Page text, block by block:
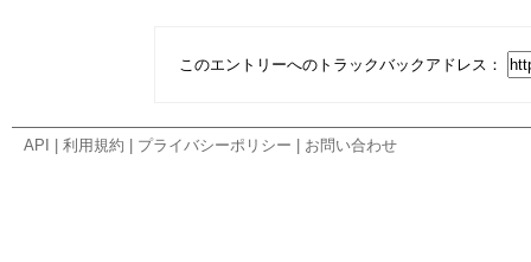
このエントリーへのトラックバックアドレス：
API 利用規約 プライバシーポリシー お問い合わせ